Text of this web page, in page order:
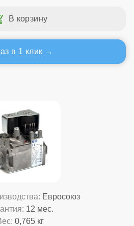
в 1 клик
Евросоюз
12 мес.
0,765 кг